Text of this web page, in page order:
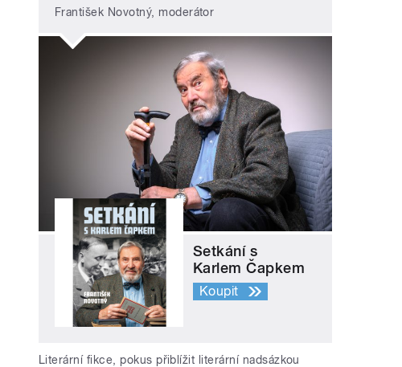
František Novotný, moderátor
Setkání s
Karlem Čapkem
Koupit
Literární fikce, pokus přiblížit literární nadsázkou